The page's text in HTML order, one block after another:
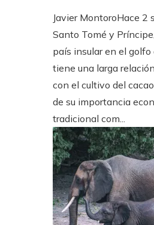
Javier MontoroHace 2
Santo Tomé y
país insular en el golfo
tiene una larga
con el cultivo del
de su importancia
tradicional com...